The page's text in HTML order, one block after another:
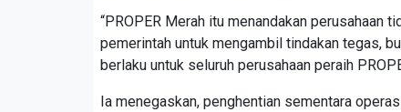
“PROPER Merah itu menandakan perusahaan
pemerintah untuk mengambil tindakan tegas,
berlaku untuk seluruh perusahaan peraih
Ia menegaskan, penghentian sementara